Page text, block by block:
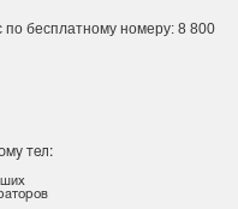
тел:
по бесплатному номеру: 8 800